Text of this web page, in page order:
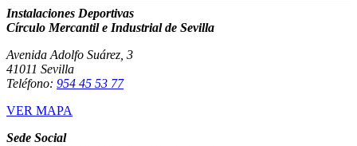
Instalaciones Deportivas
Círculo Mercantil e Industrial de Sevilla
Avenida Adolfo Suárez, 3
41011 Sevilla
Teléfono: 954 45 53 77
VER MAPA
Sede Social